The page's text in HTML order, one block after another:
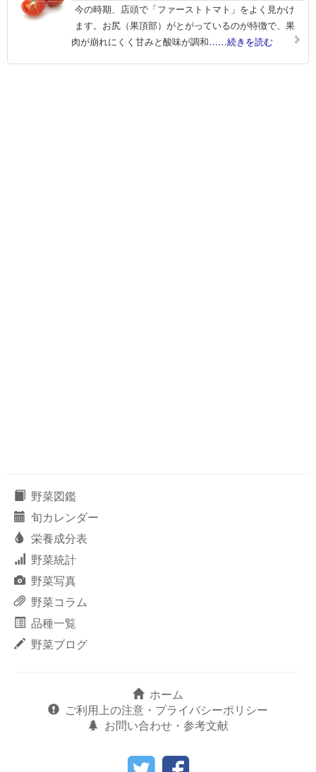
今の時期、店頭で「ファーストトマト」をよく見かけ
ます。お尻（果頂部）がとがっているのが特徴で、果
肉が崩れにくく甘みと酸味が調和……続きを読む
野菜図鑑
旬カレンダー
栄養成分表
野菜統計
野菜写真
野菜コラム
品種一覧
野菜ブログ
ホーム
ご利用上の注意・プライバシーポリシー
お問い合わせ・参考文献